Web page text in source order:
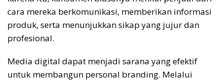
cara mereka berkomunikasi, memberikan informasi
produk, serta menunjukkan sikap yang jujur dan
profesional.
Media digital dapat menjadi sarana yang efektif
untuk membangun personal branding. Melalui